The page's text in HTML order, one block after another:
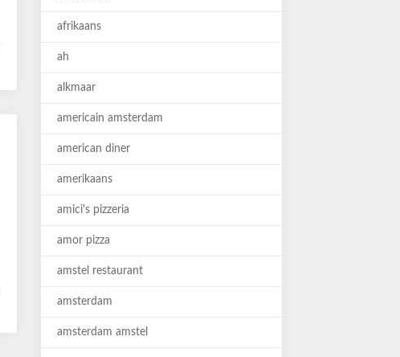
afrikaans
ah
alkmaar
americain amsterdam
american diner
amerikaans
amici's pizzeria
amor pizza
amstel restaurant
amsterdam
amsterdam amstel